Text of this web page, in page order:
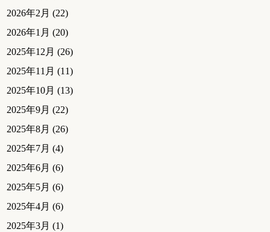
2026年2月 (22)
2026年1月 (20)
2025年12月 (26)
2025年11月 (11)
2025年10月 (13)
2025年9月 (22)
2025年8月 (26)
2025年7月 (4)
2025年6月 (6)
2025年5月 (6)
2025年4月 (6)
2025年3月 (1)